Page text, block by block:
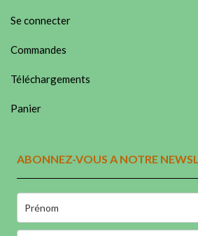
Se connecter
Commandes
Téléchargements
Panier
ABONNEZ-VOUS A NOTRE